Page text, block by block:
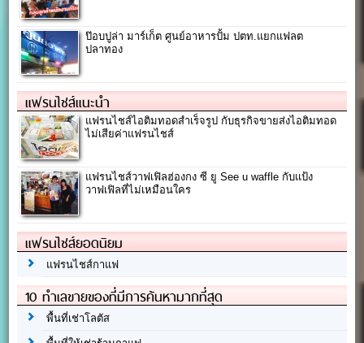
ป๊อบปูล่า มาร์เก็ต ศูนย์อาหารปั้ม ปตท.แยกแฟลต
ปลาทอง
แฟรนไชส์แนะนำ
แฟรนไชส์ไอติมทอดสำเร็จรูป กับธุรกิจขายส่งไอติมทอด
ไม่เสียค่าแฟรนไชส์
แฟรนไชส์วาฟเฟิลฮ่องกง ซี ยู See u waffle กับแป้ง
วาฟเฟิลที่ไม่เหมือนใคร
แฟรนไชส์ยอดนิยม
แฟรนไชส์กาแฟ
10 ทำเลขายของที่มีการค้นหามากที่สุด
พื้นที่เช่าโลตัส